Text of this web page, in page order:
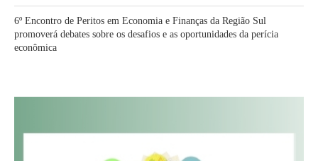
6º Encontro de Peritos em Economia e Finanças da Região Sul
promoverá debates sobre os desafios e as oportunidades da perícia
econômica